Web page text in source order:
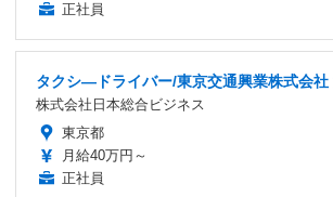
正社員
タクシ―ドライバー/東京交通興業株式会社
株式会社日本総合ビジネス
東京都
月給40万円～
正社員